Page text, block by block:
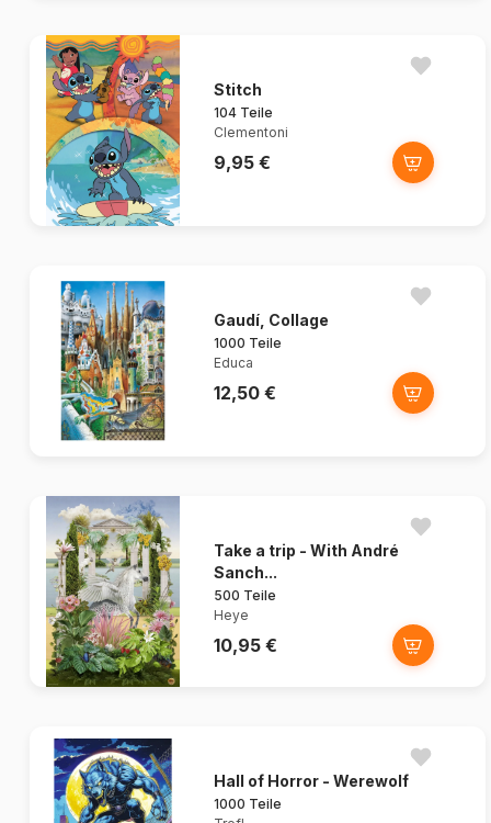
Stitch
104 Teile
Clementoni
9,95 €
Gaudí, Collage
1000 Teile
Educa
12,50 €
Take a trip - With André
Sanch...
500 Teile
Heye
10,95 €
Hall of Horror - Werewolf
1000 Teile